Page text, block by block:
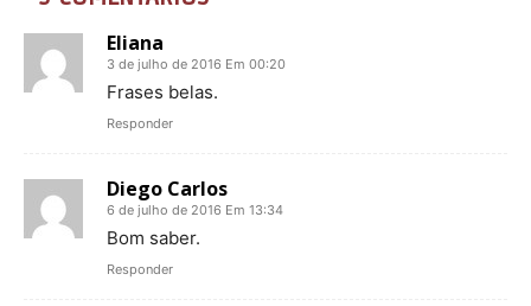
Eliana
3 de julho de 2016 Em 00:20
Frases belas.
Responder
Diego Carlos
6 de julho de 2016 Em 13:34
Bom saber.
Responder